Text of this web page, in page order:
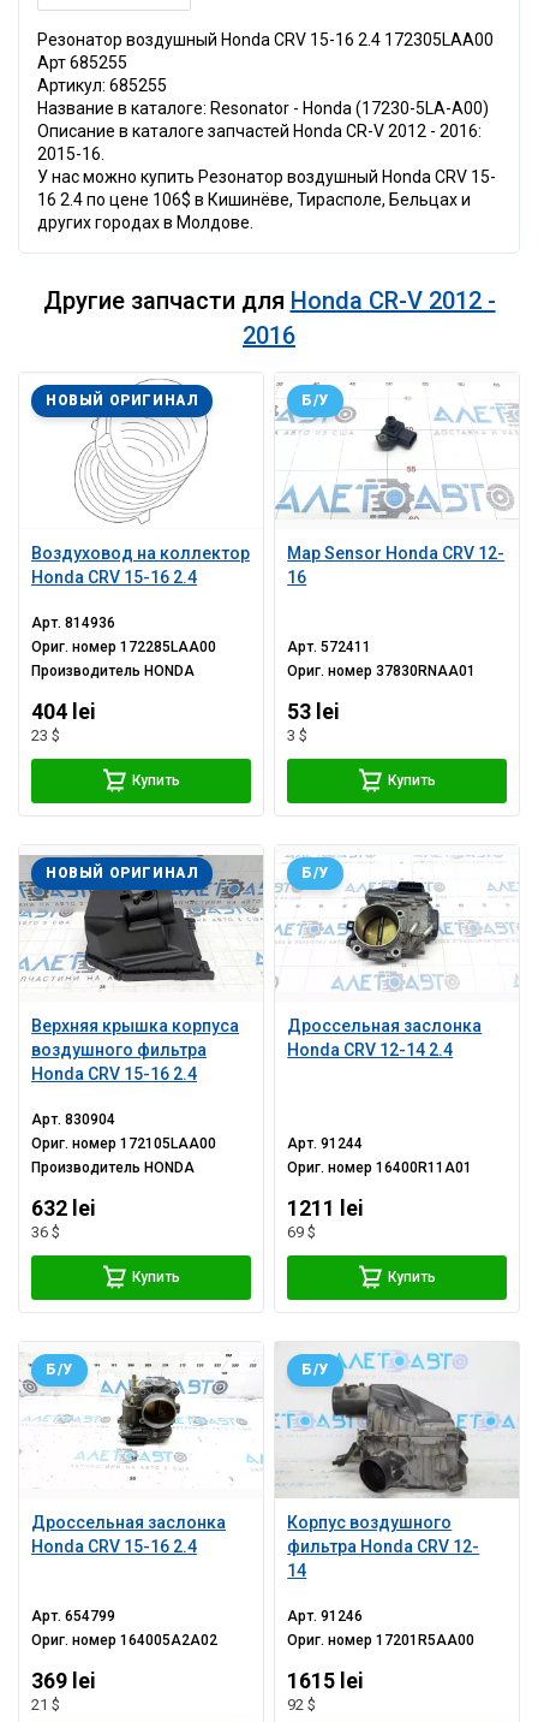
Резонатор воздушный Honda CRV 15-16 2.4 172305LAA00
Арт 685255
Артикул: 685255
Название в каталоге: Resonator - Honda (17230-5LA-A00)
Описание в каталоге запчастей Honda CR-V 2012 - 2016:
2015-16.
У нас можно купить Резонатор воздушный Honda CRV 15-
16 2.4 по цене 106$ в Кишинёве, Тирасполе, Бельцах и
других городах в Молдове.
Другие запчасти для Honda CR-V 2012 -
2016
Воздуховод на коллектор
Honda CRV 15-16 2.4
НОВЫЙ ОРИГИНАЛ
Арт.814936
Ориг. номер172285LAA00
Производитель HONDA
404 lei
23 $
Купить
Map Sensor Honda CRV 12-
16
Б/У
Арт.572411
Ориг. номер37830RNAA01
53 lei
3 $
Купить
Верхняя крышка корпуса
воздушного фильтра
Honda CRV 15-16 2.4
НОВЫЙ ОРИГИНАЛ
Арт.830904
Ориг. номер172105LAA00
Производитель HONDA
632 lei
36 $
Купить
Дроссельная заслонка
Honda CRV 12-14 2.4
Б/У
Арт.91244
Ориг. номер16400R11A01
1211 lei
69 $
Купить
Дроссельная заслонка
Honda CRV 15-16 2.4
Б/У
Арт.654799
Ориг. номер164005A2A02
369 lei
21 $
Корпус воздушного
фильтра Honda CRV 12-
14
Б/У
Арт.91246
Ориг. номер17201R5AA00
1615 lei
92 $